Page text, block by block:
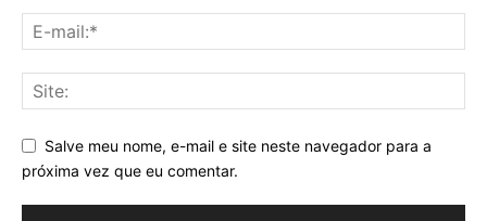
Salve meu nome, e-mail e site neste navegador para a
próxima vez que eu comentar.